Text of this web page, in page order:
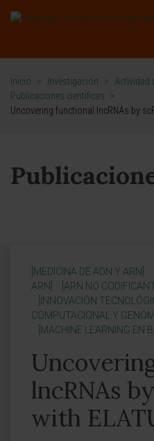
Inicio > Investigación > Actividad
Publicaciones científicas
>
Uncovering functional lncRNAs by
[MEDICINA DE ADN Y ARN]
ARN]
[ARN NO
[INNOVACIÓN
COMPUTACIONAL Y
[MACHINE LEARNING EN
lncRNAs
with